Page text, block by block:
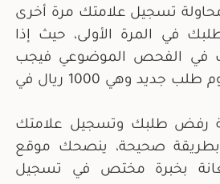
تسجيل علامتك مرة أخرى
في المرة الأولى، حيث إذا
في الفحص الموضوعي فيجب
عليك دفع رسوم طلب جديد وهي 1000 ريال في
رفض طلبك وتسجيل علامتك
صحيحة، ينصحك موقع
بخبرة مختص في تسجيل